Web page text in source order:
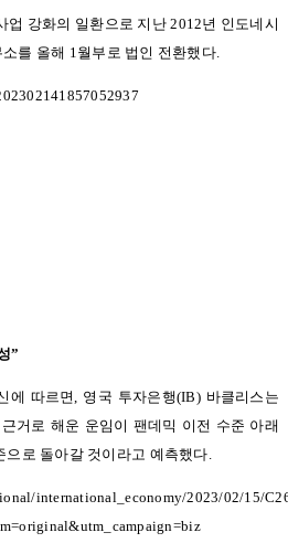
강화의 일환으로 지난 2012년 인도네시
를 올해 1월부로 법인 전환했다.
”
에 따르면, 영국 투자은행(IB) 바클리스는
거로 해운 운임이 팬데믹 이전 수준 아래
으로 돌아갈 것이라고 예측했다.
international_economy/2023/02/15/